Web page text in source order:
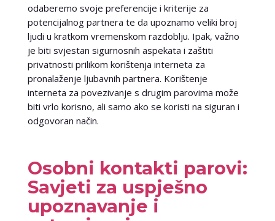
odaberemo svoje preferencije i kriterije za
potencijalnog partnera te da upoznamo veliki broj
ljudi u kratkom vremenskom razdoblju. Ipak, važno
je biti svjestan sigurnosnih aspekata i zaštiti
privatnosti prilikom korištenja interneta za
pronalaženje ljubavnih partnera. Korištenje
interneta za povezivanje s drugim parovima može
biti vrlo korisno, ali samo ako se koristi na siguran i
odgovoran način.
Osobni kontakti parovi:
Savjeti za uspješno
upoznavanje i